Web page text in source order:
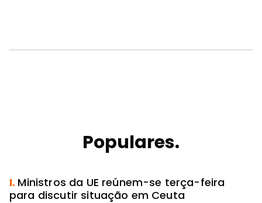
Populares.
I. Ministros da UE reúnem-se terça-feira
para discutir situação em Ceuta